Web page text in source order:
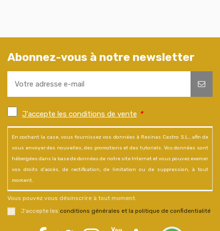
Abonnez-vous à notre newsletter
J'accepte les conditions de vente *
En cochant la case, vous fournissez vos données à Resinas Castro S.L., afin de
vous envoyer des nouvelles, des promotions et des tutoriels. Vos données sont
hébergées dans la base de données de notre site Internet et vous pouvez exercer
vos droits d'accès, de rectification, de limitation ou de suppression, à tout
moment.
Vous pouvez vous désinscrire à tout moment.
J’accepte les conditions générales et la politique de confidentialité.